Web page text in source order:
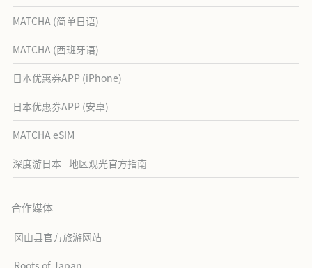
MATCHA (简单日语)
MATCHA (西班牙语)
日本优惠券APP (iPhone)
日本优惠券APP (安卓)
MATCHA eSIM
深度游日本 - 地区观光官方指南
合作媒体
冈山县官方旅游网站
Roots of Japan